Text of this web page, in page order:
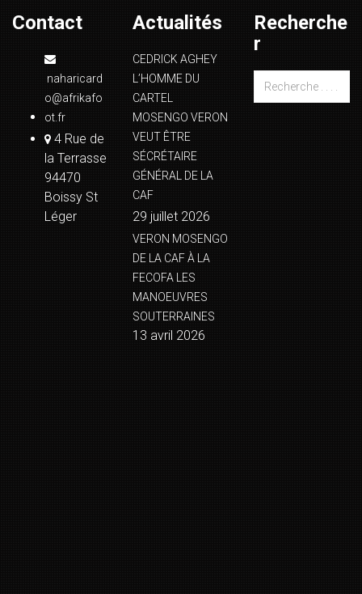
Contact
naharicard
o@afrikafo
ot.fr
4 Rue de
la Terrasse
94470
Boissy St
Léger
Actualités
CEDRICK AGHEY
L’HOMME DU
CARTEL
MOSENGO VERON
VEUT ÊTRE
SÉCRÉTAIRE
GÉNÉRAL DE LA
CAF
29 juillet 2026
VERON MOSENGO
DE LA CAF À LA
FECOFA LES
MANOEUVRES
SOUTERRAINES
13 avril 2026
Recherche
r